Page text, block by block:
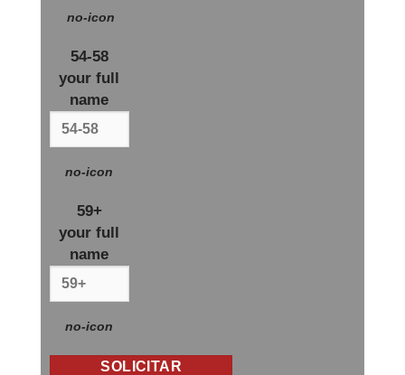
no-icon
54-58
your full
name
no-icon
59+
your full
name
no-icon
SOLICITAR